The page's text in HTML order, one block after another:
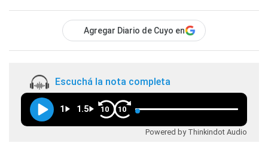
Agregar Diario de Cuyo en
Escuchá la nota completa
1 1.5 10 10
Powered by Thinkindot Audio